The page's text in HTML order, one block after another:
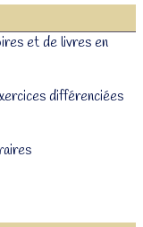
et de livres en
différenciées